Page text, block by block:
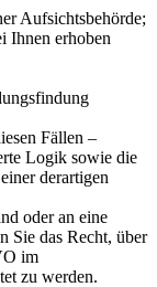
Aufsichtsbehörde;
Ihnen erhoben
Fällen –
Logik sowie die
derartigen
oder an eine
Sie das Recht, über
im
zu werden.